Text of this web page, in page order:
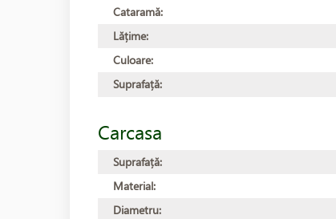
Cataramă:
Lățime:
Culoare:
Suprafață:
Carcasa
Suprafață:
Material:
Diametru: